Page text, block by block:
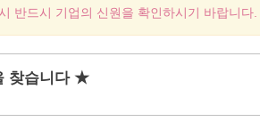
반드시 기업의 신원을 확인하시기 바랍니다.
찾습니다 ★